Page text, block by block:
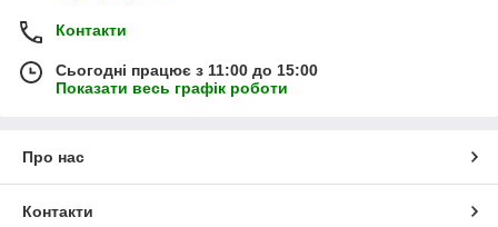
Контакти
Сьогодні працює з 11:00 до 15:00
Показати весь графік роботи
Про нас
Контакти